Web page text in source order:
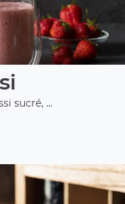
sucré, ...